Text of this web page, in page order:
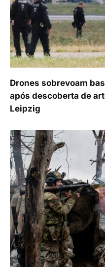
Drones sobrevoam
após descoberta de
Leipzig